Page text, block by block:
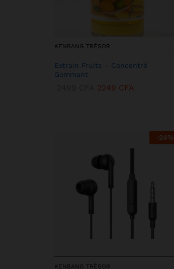
KENBANG TRÉSOR
Extrain Fruits – Concentré
Gommant
2249 CFA
-24%
KENBANG TRÉSOR